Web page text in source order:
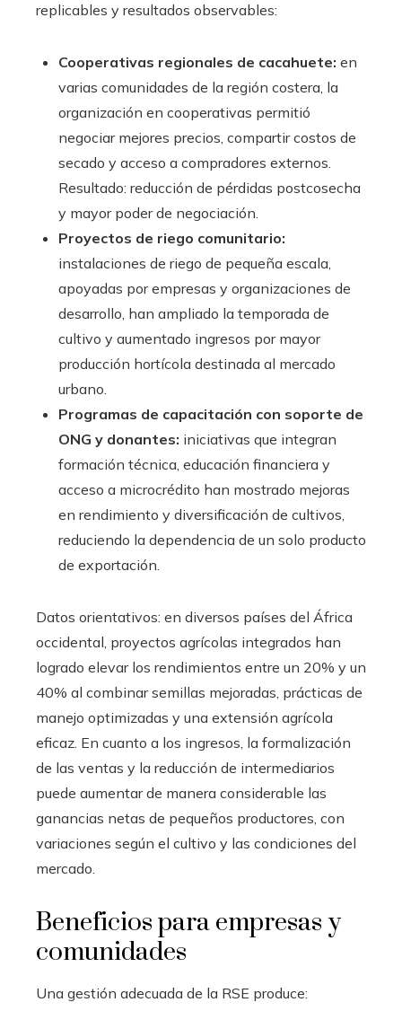
replicables y resultados observables:
Cooperativas regionales de cacahuete: en
varias comunidades de la región costera, la
organización en cooperativas permitió
negociar mejores precios, compartir costos de
secado y acceso a compradores externos.
Resultado: reducción de pérdidas postcosecha
y mayor poder de negociación.
Proyectos de riego comunitario:
instalaciones de riego de pequeña escala,
apoyadas por empresas y organizaciones de
desarrollo, han ampliado la temporada de
cultivo y aumentado ingresos por mayor
producción hortícola destinada al mercado
urbano.
Programas de capacitación con soporte de
ONG y donantes: iniciativas que integran
formación técnica, educación financiera y
acceso a microcrédito han mostrado mejoras
en rendimiento y diversificación de cultivos,
reduciendo la dependencia de un solo producto
de exportación.
Datos orientativos: en diversos países del África
occidental, proyectos agrícolas integrados han
logrado elevar los rendimientos entre un 20% y un
40% al combinar semillas mejoradas, prácticas de
manejo optimizadas y una extensión agrícola
eficaz. En cuanto a los ingresos, la formalización
de las ventas y la reducción de intermediarios
puede aumentar de manera considerable las
ganancias netas de pequeños productores, con
variaciones según el cultivo y las condiciones del
mercado.
Beneficios para empresas y
comunidades
Una gestión adecuada de la RSE produce: